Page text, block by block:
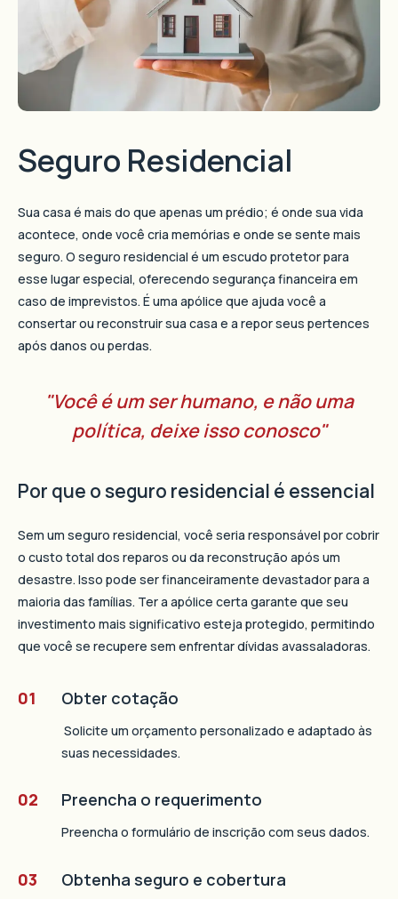
Seguro Residencial
Sua casa é mais do que apenas um prédio; é onde sua vida
acontece, onde você cria memórias e onde se sente mais
seguro. O seguro residencial é um escudo protetor para
esse lugar especial, oferecendo segurança financeira em
caso de imprevistos. É uma apólice que ajuda você a
consertar ou reconstruir sua casa e a repor seus pertences
após danos ou perdas.
"Você é um ser humano, e não uma
política, deixe isso conosco"
Por que o seguro residencial é essencial
Sem um seguro residencial, você seria responsável por cobrir
o custo total dos reparos ou da reconstrução após um
desastre. Isso pode ser financeiramente devastador para a
maioria das famílias. Ter a apólice certa garante que seu
investimento mais significativo esteja protegido, permitindo
que você se recupere sem enfrentar dívidas avassaladoras.
01 Obter cotação
Solicite um orçamento personalizado e adaptado às
suas necessidades.
02 Preencha o requerimento
Preencha o formulário de inscrição com seus dados.
03 Obtenha seguro e cobertura